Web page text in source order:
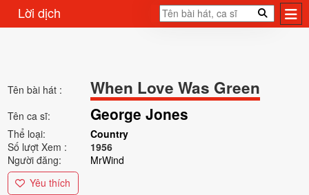
Lời dịch
Tên bài hát : When Love Was Green
Tên ca sĩ: George Jones
Thể loại:
Country
Số lượt Xem :
1956
Người đăng:
MrWind
Yêu thích